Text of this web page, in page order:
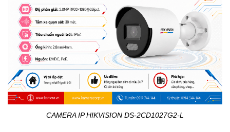
CAMERA IP HIKVISION DS-2CD1027G2-L